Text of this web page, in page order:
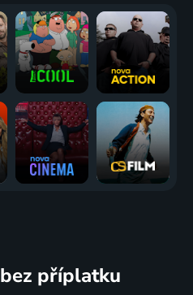
bez příplatku